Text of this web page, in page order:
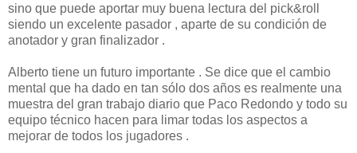
sino que puede aportar muy buena lectura del pick&roll
siendo un excelente pasador , aparte de su condición de
anotador y gran finalizador .
Alberto tiene un futuro importante . Se dice que el cambio
mental que ha dado en tan sólo dos años es realmente una
muestra del gran trabajo diario que Paco Redondo y todo su
equipo técnico hacen para limar todas los aspectos a
mejorar de todos los jugadores .